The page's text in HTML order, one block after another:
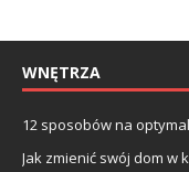
WNĘTRZA
12 sposobów na
Jak zmienić swój dom w